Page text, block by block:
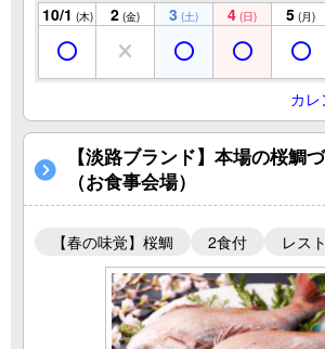
10/1 (木) 2 (金) 3 (土) 4 (日) 5 (月)
カ
【淡路ブランド】本場の桜鯛
（お食事会場）
【春の味覚】桜鯛 2食付 レス